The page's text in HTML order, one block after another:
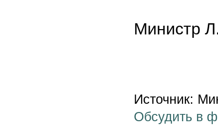
Министр
Источник:
Обсудить в